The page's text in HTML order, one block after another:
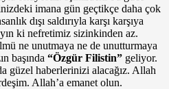
imana gün geçtikçe daha çok
dışı saldırıyla karşı karşıya
ki nefretimiz sizinkinden az.
ne unutmaya ne de unutturmaya
başında “Özgür Filistin” geliyor.
güzel haberlerinizi alacağız. Allah
Allah’a emanet olun.